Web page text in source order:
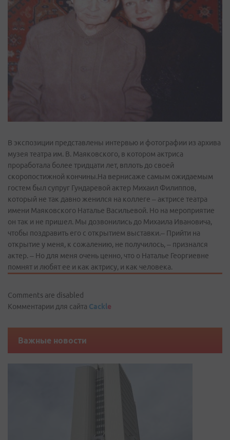
В экспозиции представлены интервью и фотографии из архива
музея театра им. В. Маяковского, в котором актриса
проработала более тридцати лет, вплоть до своей
скоропостижной кончины.На вернисаже самым ожидаемым
гостем был супруг Гундаревой актер Михаил Филиппов,
который не так давно женился на коллеге – актрисе театра
имени Маяковского Наталье Васильевой. Но на мероприятие
он так и не пришел. Мы дозвонились до Михаила Ивановича,
чтобы поздравить его с открытием выставки.– Прийти на
открытие у меня, к сожалению, не получилось, – признался
актер. – Но для меня очень ценно, что о Наталье Георгиевне
помнят и любят ее и как актрису, и как человека.
Comments are disabled
Комментарии для сайта Cackle
Важные новости